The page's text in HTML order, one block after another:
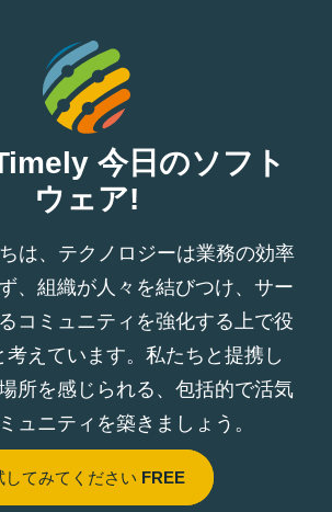
今日のソフト
ウェア!
は、テクノロジーは業務の効率
、組織が人々を結びつけ、サー
コミュニティを強化する上で役
考えています。私たちと提携し
所を感じられる、包括的で活気
ュニティを築きましょう。
してみてください FREE